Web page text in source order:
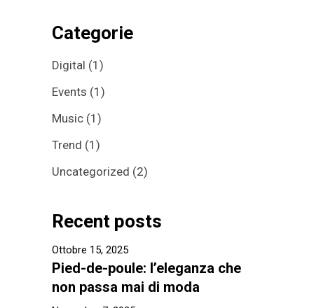
Categorie
Digital (1)
Events (1)
Music (1)
Trend (1)
Uncategorized (2)
Recent posts
Ottobre 15, 2025
Pied-de-poule: l’eleganza che
non passa mai di moda